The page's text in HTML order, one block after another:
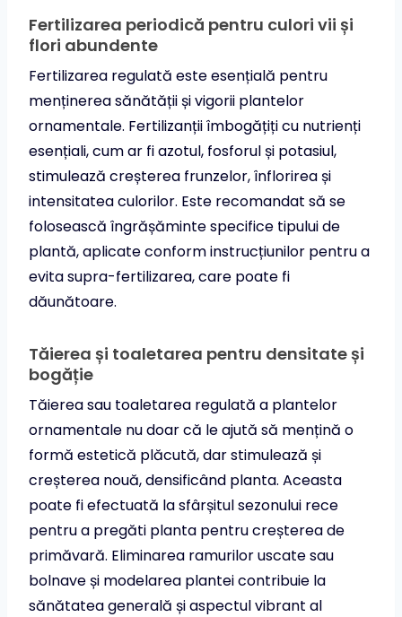
Fertilizarea periodică pentru culori vii și
flori abundente
Fertilizarea regulată este esențială pentru
menținerea sănătății și vigorii plantelor
ornamentale. Fertilizanții îmbogățiți cu nutrienți
esențiali, cum ar fi azotul, fosforul și potasiul,
stimulează creșterea frunzelor, înflorirea și
intensitatea culorilor. Este recomandat să se
folosească îngrășăminte specifice tipului de
plantă, aplicate conform instrucțiunilor pentru a
evita supra-fertilizarea, care poate fi
dăunătoare.
Tăierea și toaletarea pentru densitate și
bogăție
Tăierea sau toaletarea regulată a plantelor
ornamentale nu doar că le ajută să mențină o
formă estetică plăcută, dar stimulează și
creșterea nouă, densificând planta. Aceasta
poate fi efectuată la sfârșitul sezonului rece
pentru a pregăti planta pentru creșterea de
primăvară. Eliminarea ramurilor uscate sau
bolnave și modelarea plantei contribuie la
sănătatea generală și aspectul vibrant al